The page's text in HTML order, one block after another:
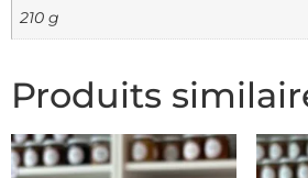
210 g
Produits